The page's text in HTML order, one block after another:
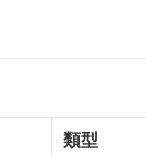
類型